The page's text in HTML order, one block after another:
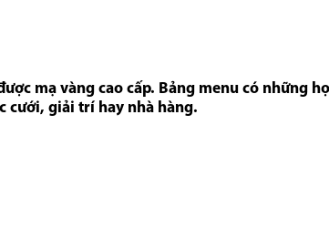
mạ vàng cao cấp. Bảng menu có những
cưới, giải trí hay nhà hàng.